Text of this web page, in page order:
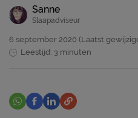
Sanne
Slaapadviseur
6 september 2020 (Laatst
Leestijd: 3 minuten